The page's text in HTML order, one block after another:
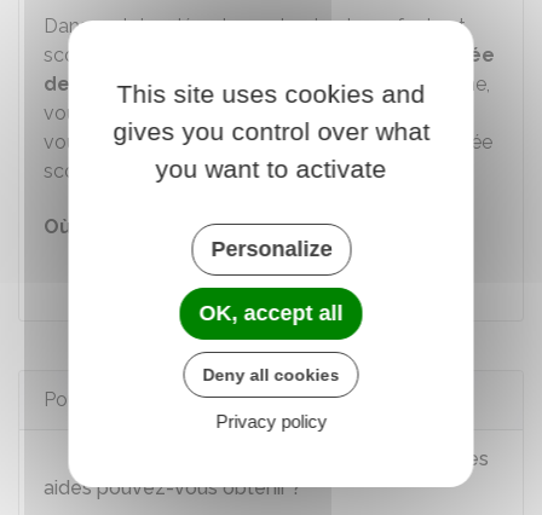
Dans certains départements, si votre enfant est
scolarisé dans une
école élémentaire éloignée
de votre domicile et qu'il doit rester à la cantine,
vous pouvez bénéficier d'une aide. Renseignez-
vous auprès du directeur d'école en début d'année
scolaire.
Où s'adresser ?
Établissement scolaire
Pour en savoir plus
Restauration scolaire et universitaire : quelles
aides pouvez-vous obtenir ?
This site uses cookies and
gives you control over what
you want to activate
Personalize
OK, accept all
Deny all cookies
Privacy policy